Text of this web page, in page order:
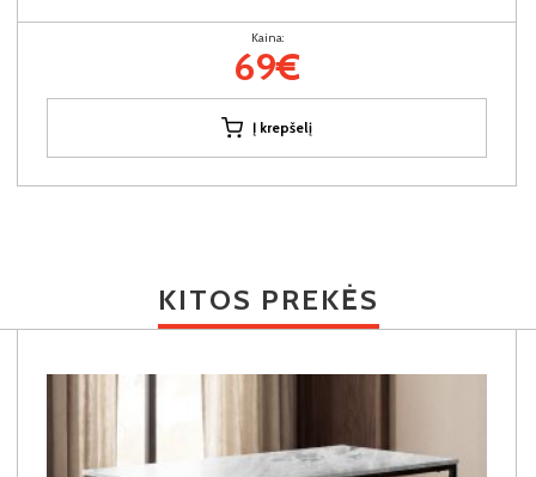
Kaina:
69€
Į krepšelį
KITOS PREKĖS